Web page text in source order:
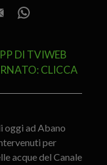
DI TVIWEB
CLICCA
oggi ad Abano
per
acque del Canale